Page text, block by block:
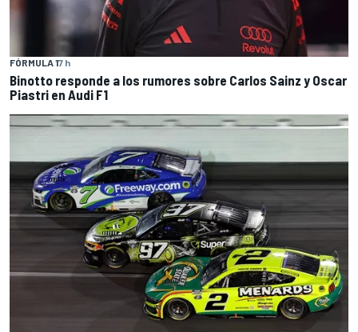
FÓRMULA 17 h
Binotto responde a los rumores sobre Carlos Sainz y Oscar
Piastri en Audi F1